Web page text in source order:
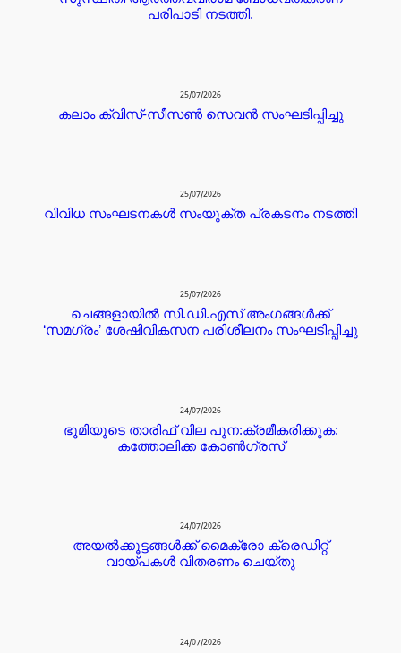
പരിപാടി നടത്തി.
25/07/2026
കലാം ക്വിസ്-സീസൺ സെവൻ സംഘടിപ്പിച്ചു
25/07/2026
വിവിധ സംഘടനകൾ സംയുക്ത പ്രകടനം നടത്തി
25/07/2026
ചെങ്ങളായിൽ സി.ഡി.എസ് അംഗങ്ങൾക്ക്
‘സമഗ്രം’ ശേഷിവികസന പരിശീലനം സംഘടിപ്പിച്ചു
24/07/2026
ഭൂമിയുടെ താരിഫ് വില പുന:ക്രമീകരിക്കുക:
കത്തോലിക്ക കോൺഗ്രസ്
24/07/2026
അയൽക്കൂട്ടങ്ങൾക്ക് മൈക്രോ ക്രെഡിറ്റ്‌
വായ്പകൾ വിതരണം ചെയ്തു
24/07/2026